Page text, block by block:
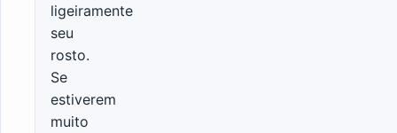
ligeiramente
seu
rosto.
Se
estiverem
muito